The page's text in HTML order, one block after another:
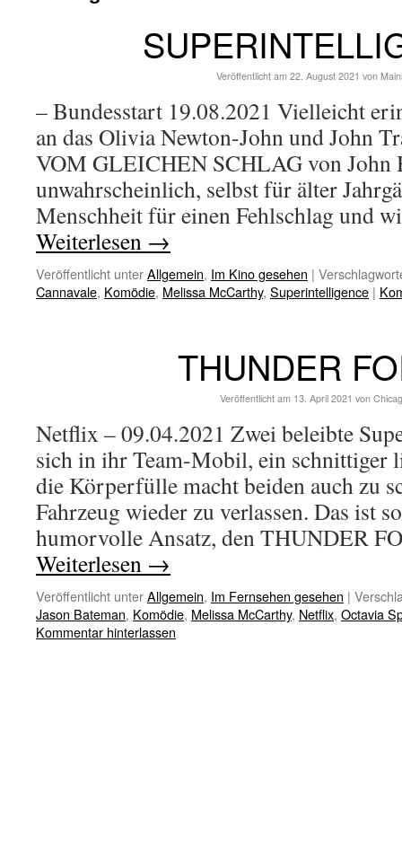
Veröffentlicht am 22. August 2021 von
– Bundesstart 19.08.2021 Vielleicht
an das Olivia Newton-John und John
VOM GLEICHEN SCHLAG von John
unwahrscheinlich, selbst für älter
Menschheit für einen Fehlschlag und
Weiterlesen →
Veröffentlicht unterAllgemein, Im Kino gesehen |
Cannavale, Komödie, Melissa McCarthy, Superintelligence |
THUNDER
Veröffentlicht am 13. April 2021 von
Netflix – 09.04.2021 Zwei beleibte
sich in ihr Team-Mobil, ein schnittiger
die Körperfülle macht beiden auch zu
Fahrzeug wieder zu verlassen. Das ist
humorvolle Ansatz, den THUNDER
Weiterlesen →
Veröffentlicht unterAllgemein, Im Fernsehen gesehen |
Jason Bateman, Komödie, Melissa McCarthy, Netflix, Octavia
Kommentar hinterlassen